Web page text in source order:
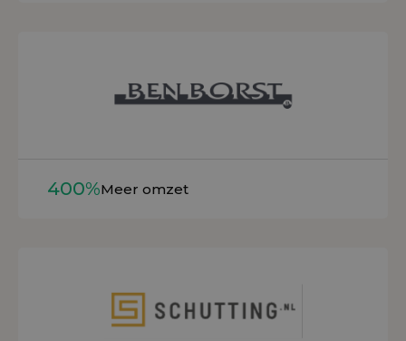
400%Meer omzet